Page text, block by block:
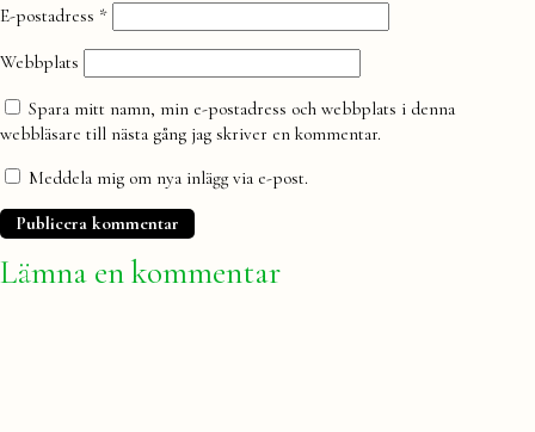
E-postadress *
Webbplats
Spara mitt namn, min e-postadress och webbplats i denna
webbläsare till nästa gång jag skriver en kommentar.
Meddela mig om nya inlägg via e-post.
Lämna en kommentar